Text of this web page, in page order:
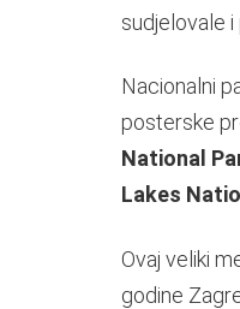
sudjelovale
Nacionalni
posterske
National
Lakes
Ovaj veliki
godine